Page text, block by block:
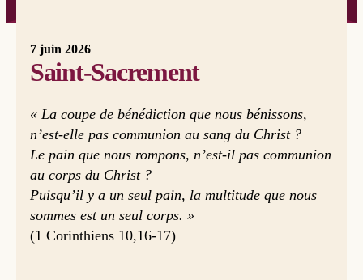
7 juin 2026
Saint-Sacrement
« La coupe de bénédiction que nous bénissons,
n’est-elle pas communion au sang du Christ ?
Le pain que nous rompons, n’est-il pas communion
au corps du Christ ?
Puisqu’il y a un seul pain, la multitude que nous
sommes est un seul corps. »
(1 Corinthiens 10,16-17)